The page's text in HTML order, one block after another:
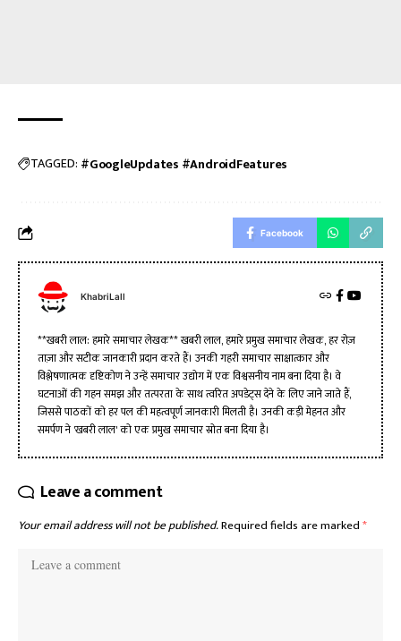
TAGGED: #GoogleUpdates #AndroidFeatures
Facebook
KhabriLall
**खबरी लाल: हमारे समाचार लेखक** खबरी लाल, हमारे प्रमुख समाचार लेखक, हर रोज़
ताज़ा और सटीक जानकारी प्रदान करते हैं। उनकी गहरी समाचार साक्षात्कार और
विश्लेषणात्मक दृष्टिकोण ने उन्हें समाचार उद्योग में एक विश्वसनीय नाम बना दिया है। वे
घटनाओं की गहन समझ और तत्परता के साथ त्वरित अपडेट्स देने के लिए जाने जाते हैं,
जिससे पाठकों को हर पल की महत्वपूर्ण जानकारी मिलती है। उनकी कड़ी मेहनत और
समर्पण ने 'खबरी लाल' को एक प्रमुख समाचार स्रोत बना दिया है।
Leave a comment
Your email address will not be published.Required fields are marked*